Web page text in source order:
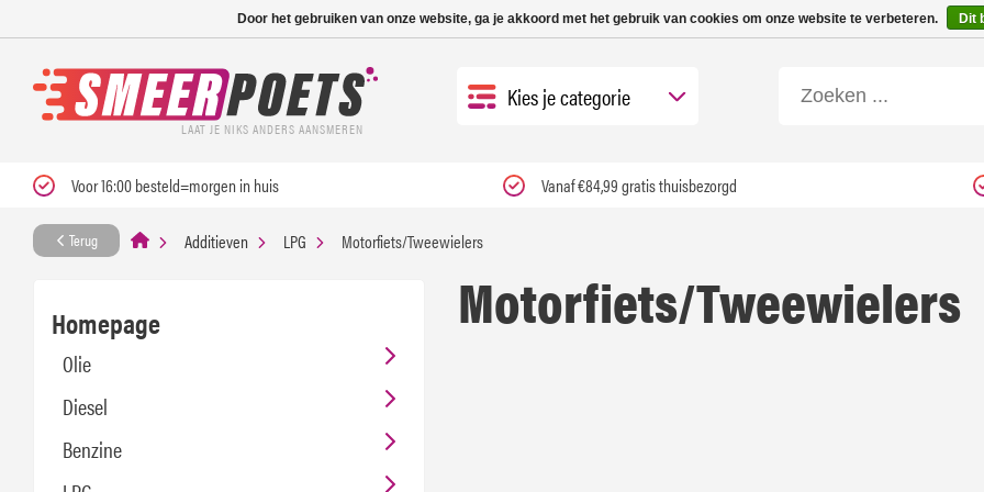
Nieuwe levertijd: 1 tot 3 werkdagen | Nu 25% korting op gehele assortiment Carfume met
LAAT JE NIKS ANDERS AANSMEREN
Kies je categorie
Voor 16:00 besteld=morgen in huis Vanaf €84,99 gratis thuisbezorgd
Terug Additieven LPG Motorfiets/Tweewielers
Homepage
Olie
Diesel
Benzine
Motorfiets/Tweewielers
Door het gebruiken van onze website, ga je akkoord met het gebruik van cookies om onze website te verbeteren. Dit